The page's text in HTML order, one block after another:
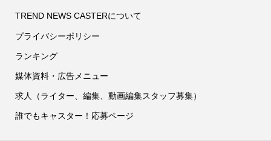
TREND NEWS CASTERについて
プライバシーポリシー
ランキング
媒体資料・広告メニュー
求人（ライター、編集、動画編集スタッフ募集）
誰でもキャスター！応募ページ